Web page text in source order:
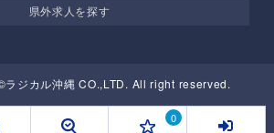
県外求人を探す
ジカル沖縄 CO.,LTD. All right reserved.
0